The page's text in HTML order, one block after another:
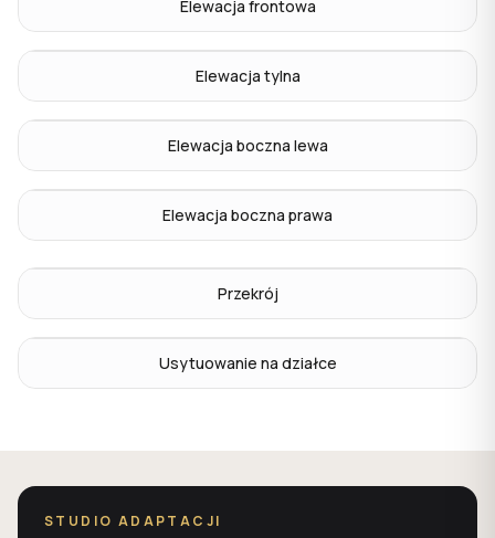
Elewacja frontowa
Elewacja tylna
Elewacja boczna lewa
Elewacja boczna prawa
Przekrój
Usytuowanie na działce
STUDIO ADAPTACJI